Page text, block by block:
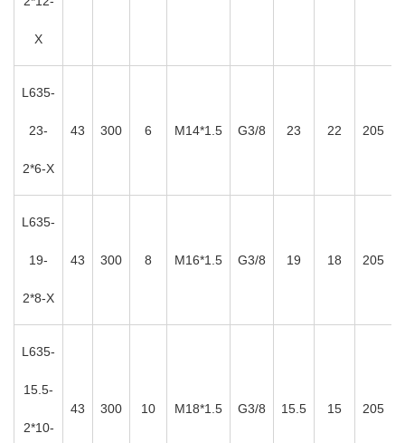
X
L635-
23-
2*6-X
43 300 6 M14*1.5 G3/8 23 22 205
L635-
19-
2*8-X
43 300 8 M16*1.5 G3/8 19 18 205
L635-
15.5-
2*10-
43 300 10 M18*1.5 G3/8 15.5 15 205